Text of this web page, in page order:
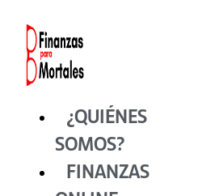
contenido
¿QUIÉNES
SOMOS?
FINANZAS